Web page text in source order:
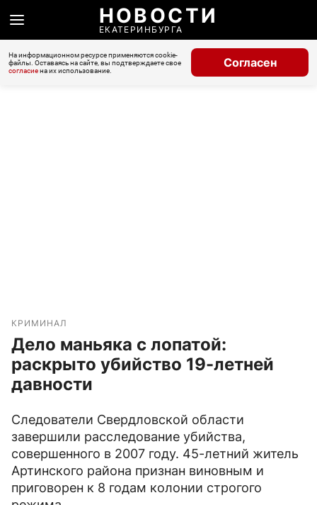
НОВОСТИ
ЕКАТЕРИНБУРГА
На информационном ресурсе применяются cookie-
файлы. Оставаясь на сайте, вы подтверждаете свое
согласиена их использование.
Согласен
КРИМИНАЛ
Дело маньяка с лопатой:
раскрыто убийство 19-летней
давности
Следователи Свердловской области
завершили расследование убийства,
совершенного в 2007 году. 45-летний житель
Артинского района признан виновным и
приговорен к 8 годам колонии строгого